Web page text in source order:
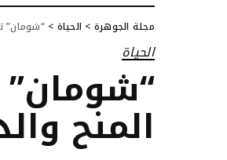
مجلة الجوهرة > الحياة >“شومان”
الحياة
“شومان”
المنح